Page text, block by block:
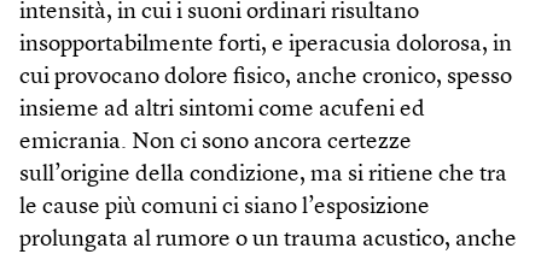
intensità, in cui i suoni ordinari risultano
insopportabilmente forti, e iperacusia dolorosa, in
cui provocano dolore fisico, anche cronico, spesso
insieme ad altri sintomi come acufeni ed
emicrania. Non ci sono ancora certezze
sull’origine della condizione, ma si ritiene che tra
le cause più comuni ci siano l’esposizione
prolungata al rumore o un trauma acustico, anche